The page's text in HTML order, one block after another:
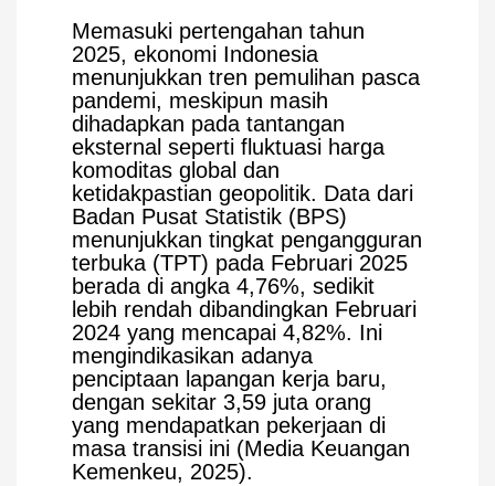
Memasuki pertengahan tahun
2025, ekonomi Indonesia
menunjukkan tren pemulihan pasca
pandemi, meskipun masih
dihadapkan pada tantangan
eksternal seperti fluktuasi harga
komoditas global dan
ketidakpastian geopolitik. Data dari
Badan Pusat Statistik (BPS)
menunjukkan tingkat pengangguran
terbuka (TPT) pada Februari 2025
berada di angka 4,76%, sedikit
lebih rendah dibandingkan Februari
2024 yang mencapai 4,82%. Ini
mengindikasikan adanya
penciptaan lapangan kerja baru,
dengan sekitar 3,59 juta orang
yang mendapatkan pekerjaan di
masa transisi ini (Media Keuangan
Kemenkeu, 2025).